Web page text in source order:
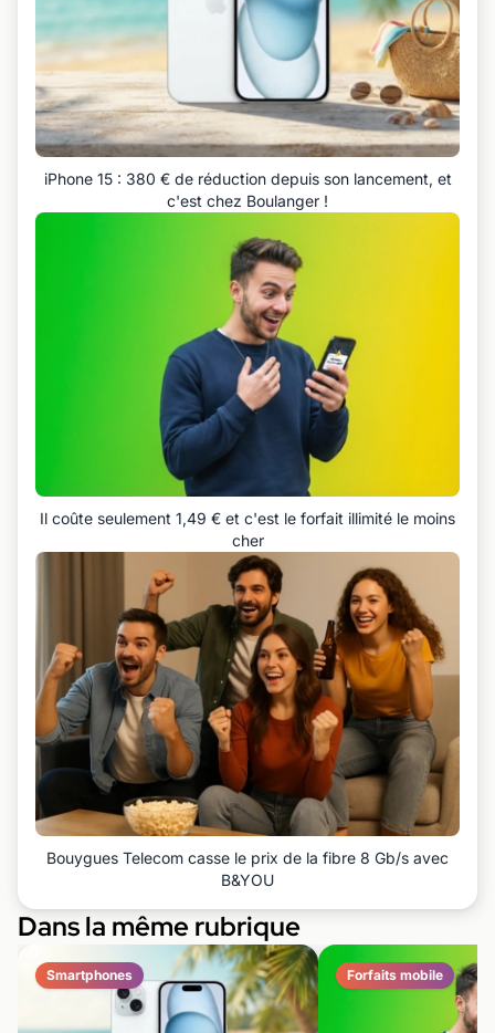
iPhone 15 : 380 € de réduction depuis son lancement, et
c'est chez Boulanger !
Il coûte seulement 1,49 € et c'est le forfait illimité le moins
cher
Bouygues Telecom casse le prix de la fibre 8 Gb/s avec
B&YOU
Dans la même rubrique
Smartphones Forfaits mobile